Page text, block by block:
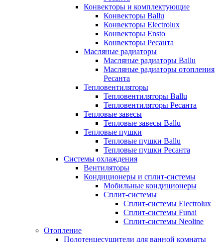
Конвекторы и комплектующие
Конвекторы Ballu
Конвекторы Electrolux
Конвекторы Ensto
Конвекторы Ресанта
Масляные радиаторы
Масляные радиаторы Ballu
Масляные радиаторы отопления
Ресанта
Тепловентиляторы
Тепловентиляторы Ballu
Тепловентиляторы Ресанта
Тепловые завесы
Тепловые завесы Ballu
Тепловые пушки
Тепловые пушки Ballu
Тепловые пушки Ресанта
Системы охлаждения
Вентиляторы
Кондиционеры и сплит-системы
Мобильные кондиционеры
Сплит-системы
Сплит-системы Electrolux
Сплит-системы Funai
Сплит-системы Neoline
Отопление
Полотенцесушители для ванной комнаты